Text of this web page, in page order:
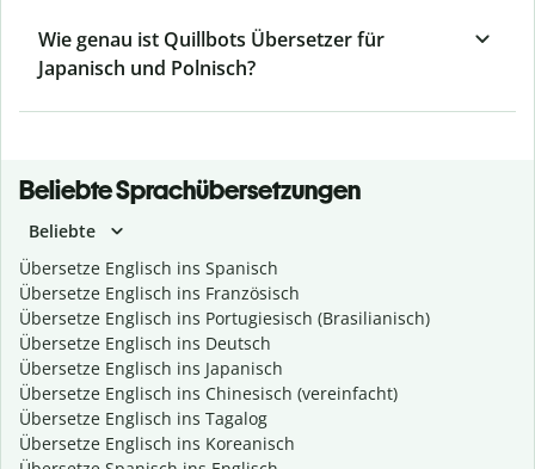
Wie genau ist Quillbots Übersetzer für
Japanisch und Polnisch?
Beliebte Sprachübersetzungen
Beliebte
Übersetze Englisch ins Spanisch
Übersetze Englisch ins Französisch
Übersetze Englisch ins Portugiesisch (Brasilianisch)
Übersetze Englisch ins Deutsch
Übersetze Englisch ins Japanisch
Übersetze Englisch ins Chinesisch (vereinfacht)
Übersetze Englisch ins Tagalog
Übersetze Englisch ins Koreanisch